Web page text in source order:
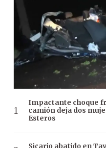
Impactante choque
camión deja dos
Esteros
Sicario abatido en